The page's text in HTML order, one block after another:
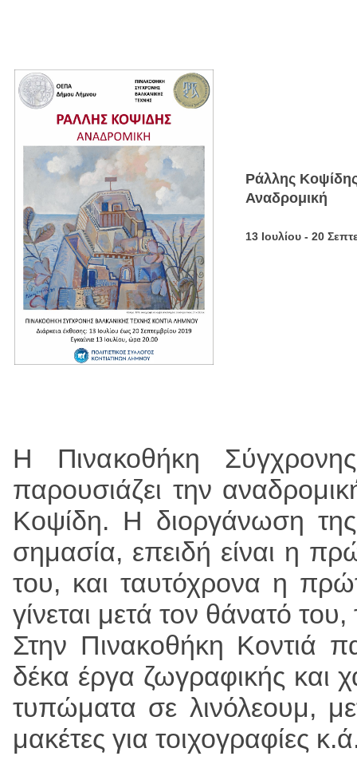
Ράλλης
Αναδρομική
13 Ιουλίου - 20
Η Πινακοθήκη
παρουσιάζει την
Κοψίδη. Η διοργάνωση της
σημασία, επειδή είναι η
του, και ταυτόχρονα η
γίνεται μετά τον θάνατό
Στην Πινακοθήκη Κοντιά
δέκα έργα ζωγραφικής και
τυπώματα σε λινόλεουμ,
μακέτες για τοιχογραφίες